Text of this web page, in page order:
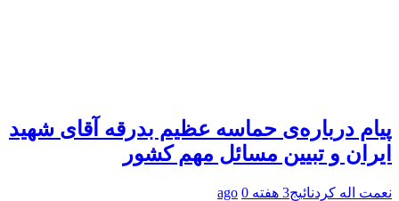
پیام درباره‌ی حماسه عظیم بدرقه آقای شهید
ایران و تبیین مسائل مهم کشور
نعمت اله کردنائیج3 هفته ago 0